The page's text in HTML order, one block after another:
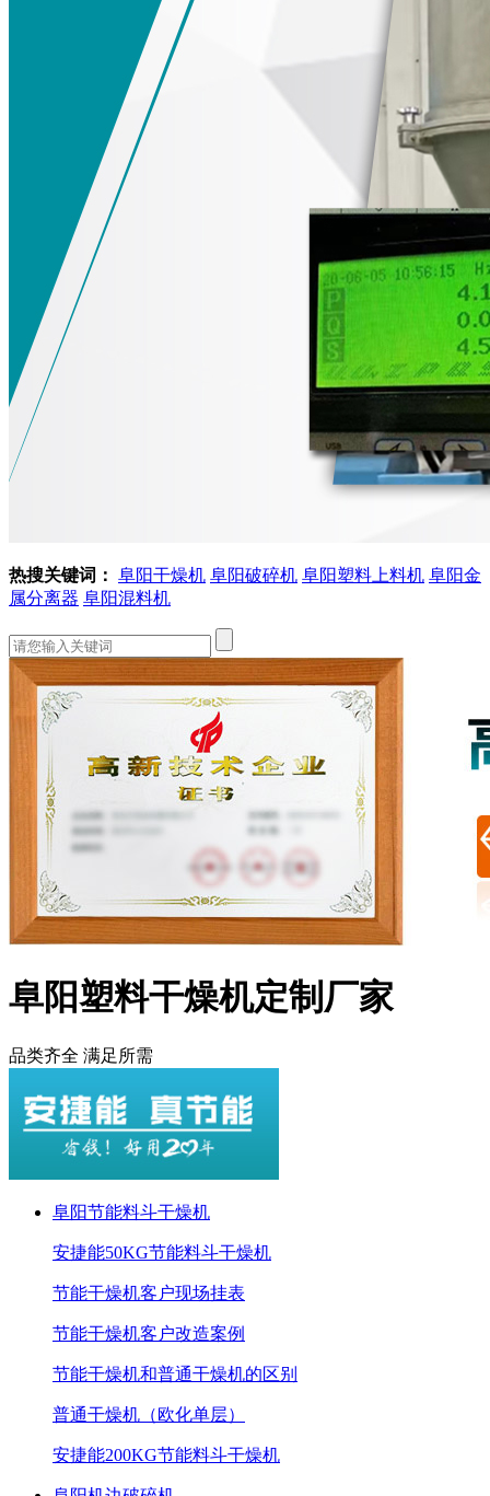
热搜关键词： 阜阳干燥机 阜阳破碎机 阜阳塑料上料机 阜阳金
属分离器 阜阳混料机
阜阳塑料干燥机定制厂家
品类齐全 满足所需
阜阳节能料斗干燥机
安捷能50KG节能料斗干燥机
节能干燥机客户现场挂表
节能干燥机客户改造案例
节能干燥机和普通干燥机的区别
普通干燥机（欧化单层）
安捷能200KG节能料斗干燥机